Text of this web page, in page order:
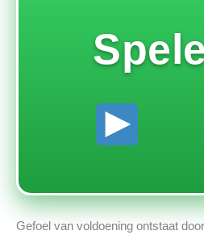
Gefoel van voldoening ontstaat